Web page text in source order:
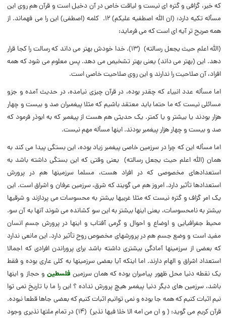
که خیر، گزافى و گتره اى نیست و لیاقت خاص در آن دخیل است و قرآن هم روى این
مسأله تکیه دارد: (‌ان الله اصطفیه علیکم) ۱۲. کلمه (‌اصطفى) این را مى فهماند. از
همه صریح تر آیه اى است که مى فرماید:
(‌الله اعلم حیث یجعل رسالته) (‌۱۳). خدا خودش بهتر مى داند که رسالت را کجا قرار
دهد. این (‌بهتر مى داند) یعنى بهتر تشخیص مى دهد. پس معلوم مى شود که همه
افراد، آن صلاحیت را ندارند و این روى صلاحیت خاصى است.
اما مسأله عدد انبیاء که چقدر بوده، در قرآن چیزى نیامده، در حدیث آمده و جزو
مسائلى نیست که ما حتما باید معتقد باشیم که مثلا پیغمبران صد و بیست و چهار
هزار بودند یا بیشتر و یا کمتر. یک حدیثى هم هست از پیغمبر که به ابوذر فرمود که
صد و بیست و چهار هزار پیغمبر بودند. اینها مسأله مهم نیست.
اما مسأله این که چرا در سرزمین خاصى پیغمبر زیاد بوده، این بستگى پیدا مى کند به
همان (‌الله اعلم حیث یجعل رسالته) یعنى وقتى که این بستگى داشته باشد به
استعدادهاى مخصوصى که در افراد هست، مسلما سرزمینها هم در پرورش
استعدادها تأثیر دارد. امروز هم مى گویند که شرق، سرزمین عرفان و اشراق است. این
یک امر گزاف و گتره نیست که مثلا غربیها بیشتر به محسوسات مى پردازند و شرقیها
بیشتر به نامحسوسات، یعنى اینها بیشتر به این سو کشانده مى شوند آنها به آن سو.
محیط جغرافیایى و اوضاع و احوال و گرمى آفتاب و اینها در پرورش جسم انسان
مفید است و وضع جسم هم در پرورشهاى مخصوص روح تأثیر دارد. این مانعى ندارد
که بعضى از سرزمینها آمادگى بیشترى داشته باشد براى پروراندن افرادى که اجمالا
استعداد اشراق و الهام دارند. اما اینکه آیا بعضى سرزمینها به کلى عارى بوده و فقط
یک نقطه دنیا محل ظهور پیامبران بوده که همان سرزمین فلسطین و حجاز و اینها
باشد، سرزمین هاى دیگر دنیا پیغمبر هیچ پرورش نداده ؟ این را ما با تاریخ نمى توا
نیم اثبات کنیم که همه جا بوده و نمى توانیم اثبات کنیم که بعضى جاها قطعا نبوده.
قرآن کریم مى گوید: (‌ و ان من امه الا خلا فیها نذیر) (‌۱۴) در تمام ملتها نذیرى وجود